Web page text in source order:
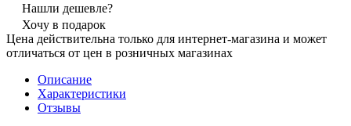
Нашли дешевле?
Хочу в подарок
Цена действительна только для интернет-магазина и может
отличаться от цен в розничных магазинах
Описание
Характеристики
Отзывы